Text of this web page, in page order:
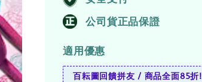
公司貨正品保證
適用優惠
百耘圖回饋拼友 / 商品全面85折!